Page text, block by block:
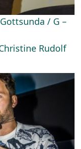
/ G –
Rudolf